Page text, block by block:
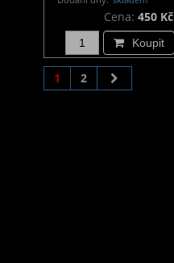
Cena: 450 Kč
Koupit
1 2